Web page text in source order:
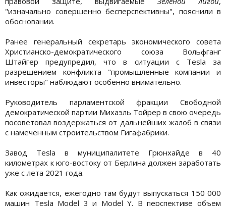
"изначально совершенно бесперспективны", пояснили в
обосновании.
Ранее генеральный секретарь экономического совета
Христианско-демократического союза Вольфганг
Штайгер предупредил, что в ситуации с Tesla за
разрешением конфликта "промышленные компании и
инвесторы" наблюдают особенно внимательно.
Руководитель парламентской фракции Свободной
демократической партии Михаэль Тойрер в свою очередь
посоветовал воздержаться от дальнейших жалоб в связи
с намеченным строительством Гигафабрики.
Завод Tesla в муниципалитете Грюнхайде в 40
километрах к юго-востоку от Берлина должен заработать
уже с лета 2021 года.
Как ожидается, ежегодно там будут выпускаться 150 000
машин Tesla Model 3 и Model Y. В перспективе объем